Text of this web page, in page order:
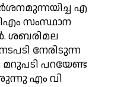
എ
സംസ്ഥാന
ശബരിമല
നേരിടുന്ന
പറയേണ്ട
എം വി